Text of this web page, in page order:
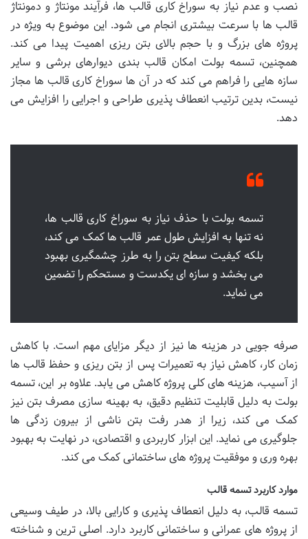
نصب و عدم نیاز به سوراخ کاری قالب ها، فرآیند مونتاژ و دمونتاژ
قالب ها با سرعت بیشتری انجام می شود. این موضوع به ویژه در
پروژه های بزرگ و با حجم بالای بتن ریزی اهمیت پیدا می کند.
همچنین، تسمه بولت امکان قالب بندی دیوارهای برشی و سایر
سازه هایی را فراهم می کند که در آن ها سوراخ کاری قالب ها مجاز
نیست، بدین ترتیب انعطاف پذیری طراحی و اجرایی را افزایش می
دهد.
تسمه بولت با حذف نیاز به سوراخ کاری قالب ها،
نه تنها به افزایش طول عمر قالب ها کمک می کند،
بلکه کیفیت سطح بتن را به طرز چشمگیری بهبود
می بخشد و سازه ای یکدست و مستحکم را تضمین
می نماید.
صرفه جویی در هزینه ها نیز از دیگر مزایای مهم است. با کاهش
زمان کار، کاهش نیاز به تعمیرات پس از بتن ریزی و حفظ قالب ها
از آسیب، هزینه های کلی پروژه کاهش می یابد. علاوه بر این، تسمه
بولت به دلیل قابلیت تنظیم دقیق، به بهینه سازی مصرف بتن نیز
کمک می کند، زیرا از هدر رفت بتن ناشی از بیرون زدگی ها
جلوگیری می نماید. این ابزار کاربردی و اقتصادی، در نهایت به بهبود
بهره وری و موفقیت پروژه های ساختمانی کمک می کند.
موارد کاربرد تسمه قالب
تسمه قالب، به دلیل انعطاف پذیری و کارایی بالا، در طیف وسیعی
از پروژه های عمرانی و ساختمانی کاربرد دارد. اصلی ترین و شناخته